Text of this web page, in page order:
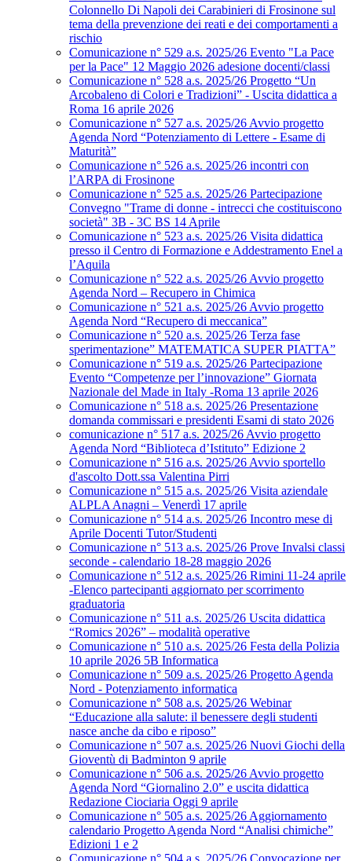
Colonnello Di Napoli dei Carabinieri di Frosinone sul
tema della prevenzione dei reati e dei comportamenti a
rischio
Comunicazione n° 529 a.s. 2025/26 Evento "La Pace
per la Pace" 12 Maggio 2026 adesione docenti/classi
Comunicazione n° 528 a.s. 2025/26 Progetto “Un
Arcobaleno di Colori e Tradizioni” - Uscita didattica a
Roma 16 aprile 2026
Comunicazione n° 527 a.s. 2025/26 Avvio progetto
Agenda Nord “Potenziamento di Lettere - Esame di
Maturità”
Comunicazione n° 526 a.s. 2025/26 incontri con
l’ARPA di Frosinone
Comunicazione n° 525 a.s. 2025/26 Partecipazione
Convegno "Trame di donne - intrecci che costituiscono
società" 3B - 3C BS 14 Aprile
Comunicazione n° 523 a.s. 2025/26 Visita didattica
presso il Centro di Formazione e Addestramento Enel a
l’Aquila
Comunicazione n° 522 a.s. 2025/26 Avvio progetto
Agenda Nord – Recupero in Chimica
Comunicazione n° 521 a.s. 2025/26 Avvio progetto
Agenda Nord “Recupero di meccanica”
Comunicazione n° 520 a.s. 2025/26 Terza fase
sperimentazione” MATEMATICA SUPER PIATTA”
Comunicazione n° 519 a.s. 2025/26 Partecipazione
Evento “Competenze per l’innovazione” Giornata
Nazionale del Made in Italy -Roma 13 aprile 2026
Comunicazione n° 518 a.s. 2025/26 Presentazione
domanda commissari e presidenti Esami di stato 2026
comunicazione n° 517 a.s. 2025/26 Avvio progetto
Agenda Nord “Biblioteca d’Istituto” Edizione 2
Comunicazione n° 516 a.s. 2025/26 Avvio sportello
d'ascolto Dott.ssa Valentina Pirri
Comunicazione n° 515 a.s. 2025/26 Visita aziendale
ALPLA Anagni – Venerdì 17 aprile
Comunicazione n° 514 a.s. 2025/26 Incontro mese di
Aprile Docenti Tutor/Studenti
Comunicazione n° 513 a.s. 2025/26 Prove Invalsi classi
seconde - calendario 18-28 maggio 2026
Comunicazione n° 512 a.s. 2025/26 Rimini 11-24 aprile
-Elenco partecipanti aggiornato per scorrimento
graduatoria
Comunicazione n° 511 a.s. 2025/26 Uscita didattica
“Romics 2026” – modalità operative
Comunicazione n° 510 a.s. 2025/26 Festa della Polizia
10 aprile 2026 5B Informatica
Comunicazione n° 509 a.s. 2025/26 Progetto Agenda
Nord - Potenziamento informatica
Comunicazione n° 508 a.s. 2025/26 Webinar
“Educazione alla salute: il benessere degli studenti
nasce anche da cibo e riposo”
Comunicazione n° 507 a.s. 2025/26 Nuovi Giochi della
Gioventù di Badminton 9 aprile
Comunicazione n° 506 a.s. 2025/26 Avvio progetto
Agenda Nord “Giornalino 2.0” e uscita didattica
Redazione Ciociaria Oggi 9 aprile
Comunicazione n° 505 a.s. 2025/26 Aggiornamento
calendario Progetto Agenda Nord “Analisi chimiche”
Edizioni 1 e 2